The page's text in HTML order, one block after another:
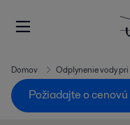
Domov Odplynenie vody
Požiadajte o